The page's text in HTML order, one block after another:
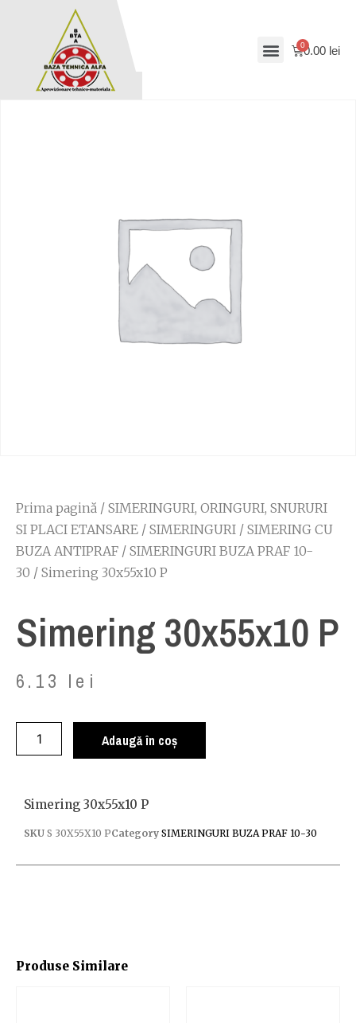
0.00 lei
Prima pagină / SIMERINGURI, ORINGURI, SNURURI
SI PLACI ETANSARE / SIMERINGURI / SIMERING CU
BUZA ANTIPRAF / SIMERINGURI BUZA PRAF 10-
30 / Simering 30x55x10 P
Simering 30x55x10 P
6.13 lei
Adaugă în coș
Produse Similare
Simering 30x55x10 P
SKU S 30X55X10 PCategory SIMERINGURI BUZA PRAF 10-30